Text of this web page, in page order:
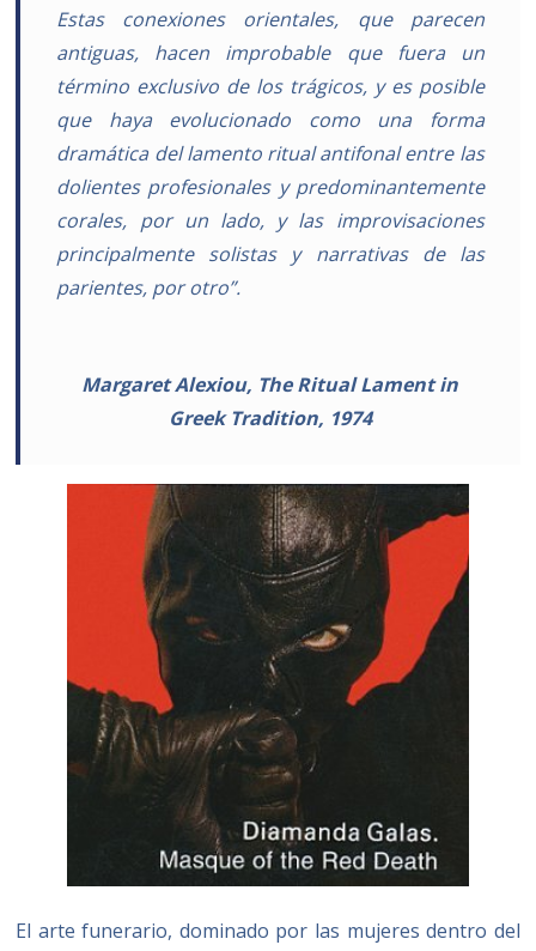
Estas conexiones orientales, que parecen
antiguas, hacen improbable que fuera un
término exclusivo de los trágicos, y es posible
que haya evolucionado como una forma
dramática del lamento ritual antifonal entre las
dolientes profesionales y predominantemente
corales, por un lado, y las improvisaciones
principalmente solistas y narrativas de las
parientes, por otro”.
Margaret Alexiou, The Ritual Lament in
Greek Tradition, 1974
El arte funerario, dominado por las mujeres dentro del